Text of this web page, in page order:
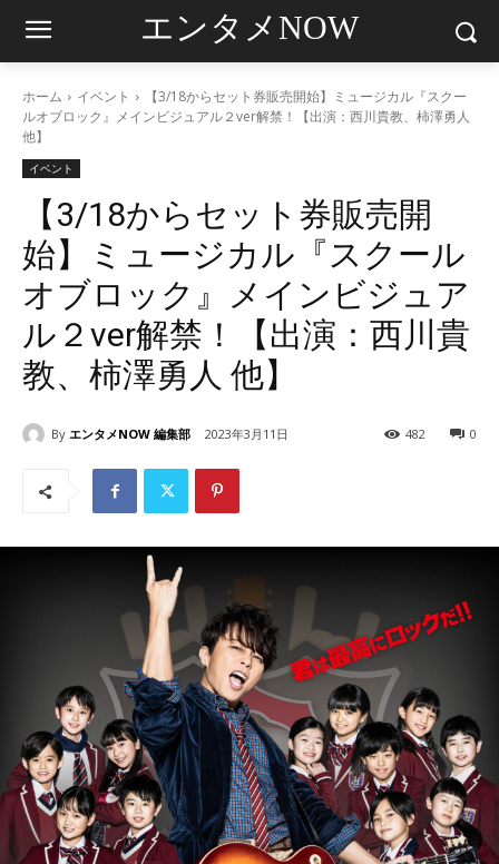
エンタメNOW
ホーム イベント
【3/18からセット券販売開始】ミュージカル『スクー
ルオブロック』メインビジュアル２ver解禁！【出演：西川貴教、柿澤勇人
他】
イベント
【3/18からセット券販売開
始】ミュージカル『スクール
オブロック』メインビジュア
ル２ver解禁！【出演：西川貴
教、柿澤勇人 他】
By エンタメNOW 編集部 2023年3月11日 0
482